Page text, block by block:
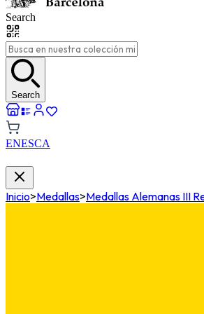
Search
Search
ENESCA
Inicio>Medallas>Medallas Alemanas III